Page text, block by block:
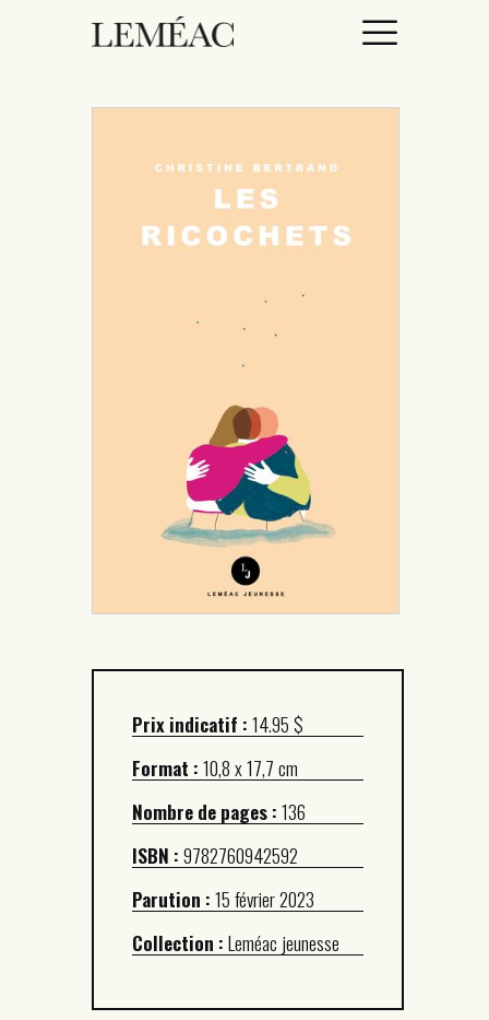
CATALOGUE
AUTEURICES
DROITS / RIGHTS
Prix indicatif :14.95 $
Format :10,8 x 17,7 cm
Nombre de pages :136
ISBN :9782760942592
Parution :15 février 2023
Collection :Leméac jeunesse